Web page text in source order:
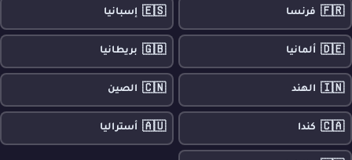
🇫🇷 فرنسا 🇪🇸 إسبانيا
🇩🇪 ألمانيا 🇬🇧 بريطانيا
🇮🇳 الهند 🇨🇳 الصين
🇨🇦 كندا 🇦🇺 أستراليا